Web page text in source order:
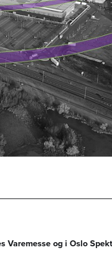
Varemesse og i Oslo